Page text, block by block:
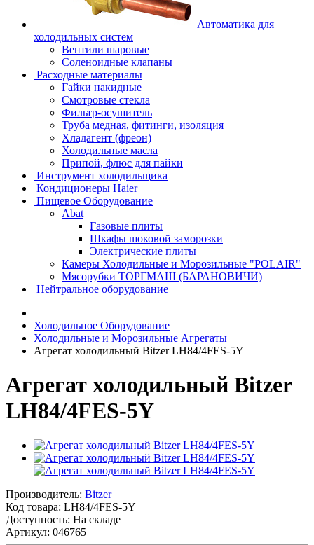
Автоматика для
холодильных систем
Вентили шаровые
Соленоидные клапаны
Расходные материалы
Гайки накидные
Смотровые стекла
Фильтр-осушитель
Труба медная, фитинги, изоляция
Хладагент (фреон)
Холодильные масла
Припой, флюс для пайки
Инструмент холодильщика
Кондиционеры Haier
Пищевое Оборудование
Abat
Газовые плиты
Шкафы шоковой заморозки
Электрические плиты
Камеры Холодильные и Морозильные "POLAIR"
Мясорубки ТОРГМАШ (БАРАНОВИЧИ)
Нейтральное оборудование
Холодильное Оборудование
Холодильные и Морозильные Агрегаты
Агрегат холодильный Bitzer LH84/4FES-5Y
Агрегат холодильный Bitzer
LH84/4FES-5Y
Производитель: Bitzer
Код товара: LH84/4FES-5Y
Доступность: На складе
Артикул: 046765